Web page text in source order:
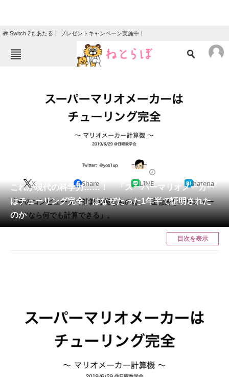
🎁 Switch 2もあたる！ プレゼントキャンペーン実施中！
クイズ
教育・育児
リサーチ
会員記事
メディア
注目記事を集めた総合ページ
ITの今と未来を見通す
好きが集まる 比べて選べる
ビジネスと働き方のヒント
AI活用のいまが分かる
これが現代の科学力……！ 「スーパーマリオメーカー
はチューリング完全」はなぜたった1年半で証明された
のか
X Share LINE hatena
「今のコンピュータで計算可能なものは、“理想的なマリオメー
カー”なら何でも計算できる」。
目次を表示